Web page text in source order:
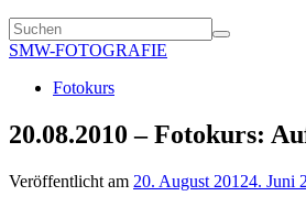
SMW-FOTOGRAFIE
Fotokurs
20.08.2010 – Fotokurs:
Veröffentlicht am 20. August 20124. Juni